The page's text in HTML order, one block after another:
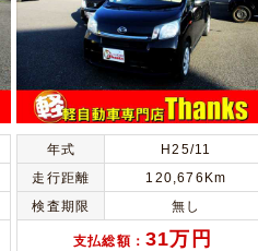
年式
H25/11
走行距離
120,676Km
検査期限
無し
支払総額： 31万円